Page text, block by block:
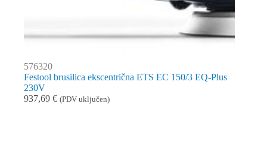
576320
Festool brusilica ekscentrična ETS EC 150/3 EQ-Plus
230V
937,69 € (PDV uključen)